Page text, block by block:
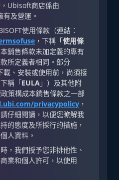
Ubisoft商店係由
及營運。
使用條款（連結：
，下稱「使用條
銷售條款未加定義的專有
所定義者相同。部分
、安裝或使用前，尚須接
稱「EULA 」）及其他附
策構成本銷售條款之一部
privacypolicy ，
請仔細閱讀，以便您瞭解我
的態度及所採行的措施，
人資料。
，我們授予您非排他性、
業和個人許可，以使用